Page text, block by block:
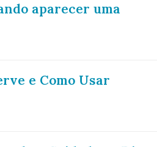
aparecer uma
e Como Usar